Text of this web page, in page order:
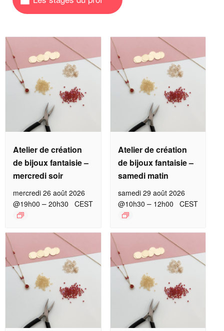
Atelier de création
de bijoux fantaisie –
mercredi soir
mercredi 26 août 2026
@19h00 –20h30 CEST
Atelier de création
de bijoux fantaisie –
samedi matin
samedi 29 août 2026
@10h30 – 12h00 CEST